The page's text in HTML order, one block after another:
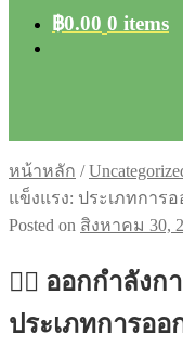
฿0.00 0 items
หน้าหลัก /
แข็งแรง: ประเภทการ
Posted on สิงหาคม 30,
🏃‍♂️ ออกกำลังก
ประเภทการอ